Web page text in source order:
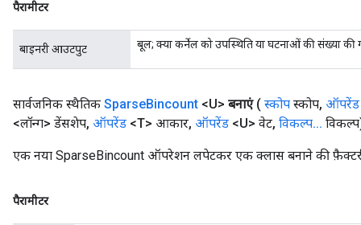
पैरामीटर
बाइनरी आउटपुट बूल; क्या कर्नेल को उपस्थिति या घटनाओं की संख्या की
सार्वजनिक स्थैतिक SparseBincount <U> बनाएं ( स्कोप स्कोप, ऑपरेंड
<लॉन्ग> डेंसशेप, ऑपरेंड <T> आकार, ऑपरेंड <U> वेट, विकल्प...
एक नया SparseBincount ऑपरेशन लपेटकर एक क्लास बनाने की फ़ैक्टरी
पैरामीटर